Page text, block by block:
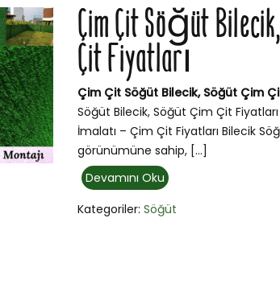
Çim Çit Söğüt
Çit Fiyatları
Çim Çit Söğüt Bilecik, Söğüt Çim
Söğüt Bilecik, Söğüt Çim Çit
İmalatı – Çim Çit Fiyatları Bilecik
görünümüne sahip, […]
Devamını Oku
Kategoriler:Söğüt